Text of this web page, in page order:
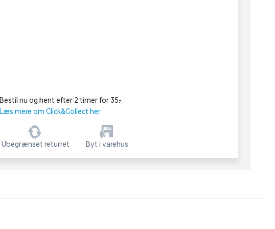
Bestil nu og hent efter 2 timer for 35,-
Læs mere om Click&Collect her
Ubegrænset returret Byt i varehus